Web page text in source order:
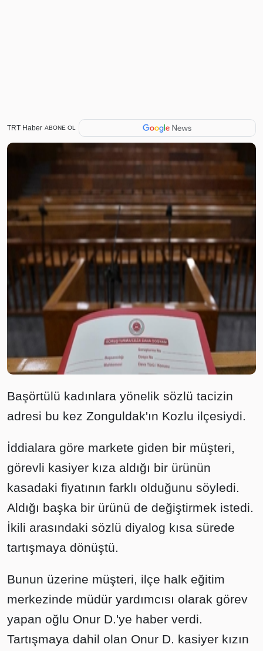
TRT Haber ABONE OL
Başörtülü kadınlara yönelik sözlü tacizin
adresi bu kez Zonguldak'ın Kozlu ilçesiydi.
İddialara göre markete giden bir müşteri,
görevli kasiyer kıza aldığı bir ürünün
kasadaki fiyatının farklı olduğunu söyledi.
Aldığı başka bir ürünü de değiştirmek istedi.
İkili arasındaki sözlü diyalog kısa sürede
tartışmaya dönüştü.
Bunun üzerine müşteri, ilçe halk eğitim
merkezinde müdür yardımcısı olarak görev
yapan oğlu Onur D.'ye haber verdi.
Tartışmaya dahil olan Onur D. kasiyer kızın